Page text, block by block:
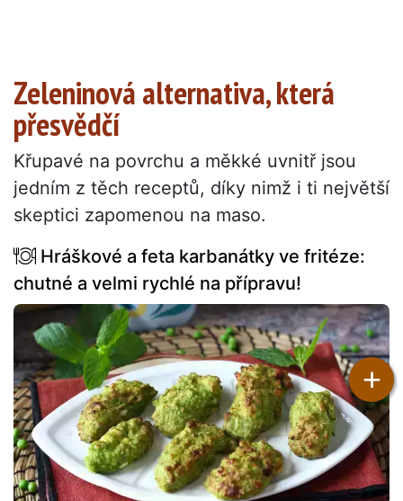
Zeleninová alternativa, která
přesvědčí
Křupavé na povrchu a měkké uvnitř jsou
jedním z těch receptů, díky nimž i ti největší
skeptici zapomenou na maso.
Hráškové a feta karbanátky ve fritéze:
chutné a velmi rychlé na přípravu!
+